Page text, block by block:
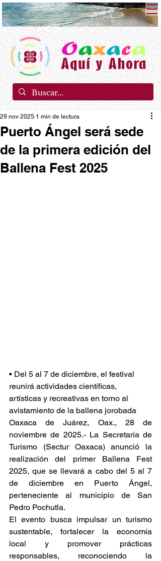
Puerto Ángel será sede
de la primera edición del
Ballena Fest 2025
29 nov 2025 1 min de lectura
• Del 5 al 7 de diciembre, el festival
reunirá actividades científicas,
artísticas y recreativas en torno al
avistamiento de la ballena jorobada
Oaxaca de Juárez, Oax., 28 de
noviembre de 2025.- La Secretaría de
Turismo (Sectur Oaxaca) anunció la
realización del primer Ballena Fest
2025, que se llevará a cabo del 5 al 7
de diciembre en Puerto Ángel,
perteneciente al municipio de San
Pedro Pochutla.
El evento busca impulsar un turismo
sustentable, fortalecer la economía
local y promover prácticas
responsables, reconociendo la